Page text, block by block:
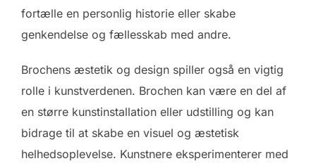
fortælle en personlig historie eller skabe
genkendelse og fællesskab med andre.
Brochens æstetik og design spiller også en vigtig
rolle i kunstverdenen. Brochen kan være en del af
en større kunstinstallation eller udstilling og kan
bidrage til at skabe en visuel og æstetisk
helhedsoplevelse. Kunstnere eksperimenterer med